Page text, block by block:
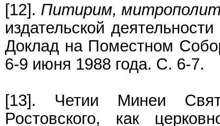
[12]. Питирим, митрополит
издательской
Доклад на Поместном
6-9 июня 1988 года. С. 6-7.
[13]. Четии Минеи
Ростовского, как